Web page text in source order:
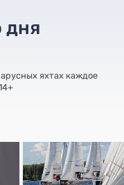
дня
яхтах каждое